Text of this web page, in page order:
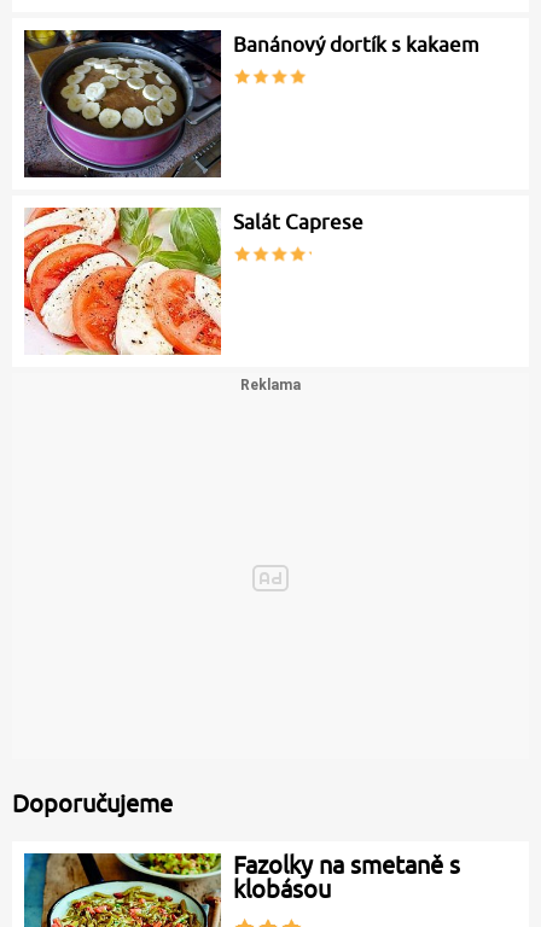
Banánový dortík s kakaem
Salát Caprese
Doporučujeme
Fazolky na smetaně s
klobásou